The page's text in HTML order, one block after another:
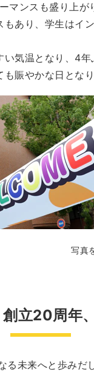
マンスも盛り上が
あり、学生はイ
気温となり、4
賑やかな日となり
写真
立20周年
未来へと歩みだ